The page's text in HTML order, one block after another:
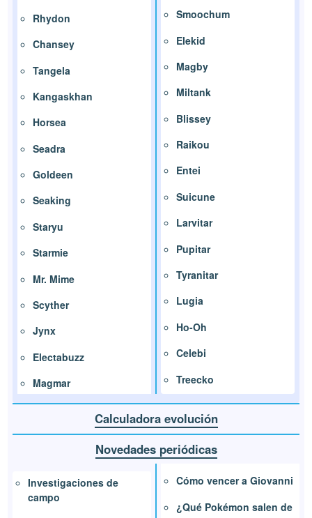
Rhydon
Chansey
Tangela
Kangaskhan
Horsea
Seadra
Goldeen
Seaking
Staryu
Starmie
Mr. Mime
Scyther
Jynx
Electabuzz
Magmar
Smoochum
Elekid
Magby
Miltank
Blissey
Raikou
Entei
Suicune
Larvitar
Pupitar
Tyranitar
Lugia
Ho-Oh
Celebi
Treecko
Calculadora evolución
Novedades periódicas
Investigaciones de
campo
Cómo vencer a Giovanni
¿Qué Pokémon salen de